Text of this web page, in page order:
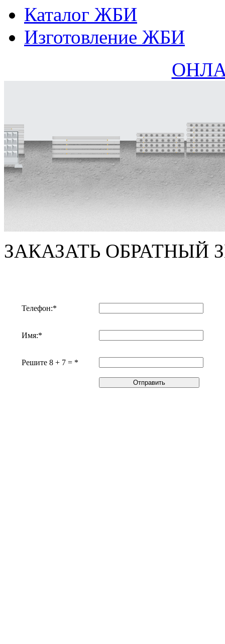
Каталог ЖБИ
Изготовление ЖБИ
ЗАКАЗАТЬ ОБРАТНЫЙ
Телефон:*
Имя:*
Решите 8 + 7 = *